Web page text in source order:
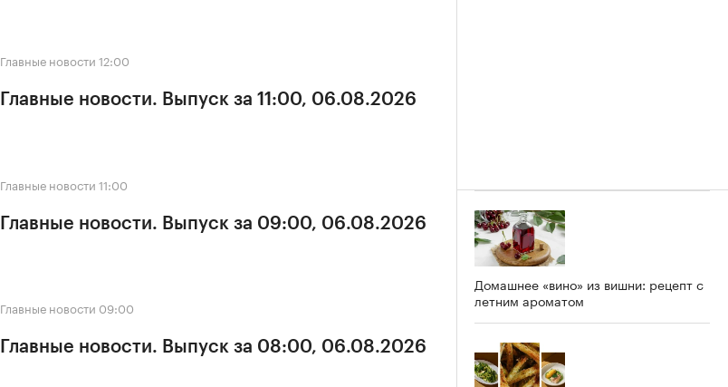
Главные новости 12:00
Главные новости. Выпуск за 11:00, 06.08.2026
Главные новости 11:00
Главные новости. Выпуск за 09:00, 06.08.2026
Главные новости 09:00
Главные новости. Выпуск за 08:00, 06.08.2026
Домашнее «вино» из вишни: рецепт с
летним ароматом